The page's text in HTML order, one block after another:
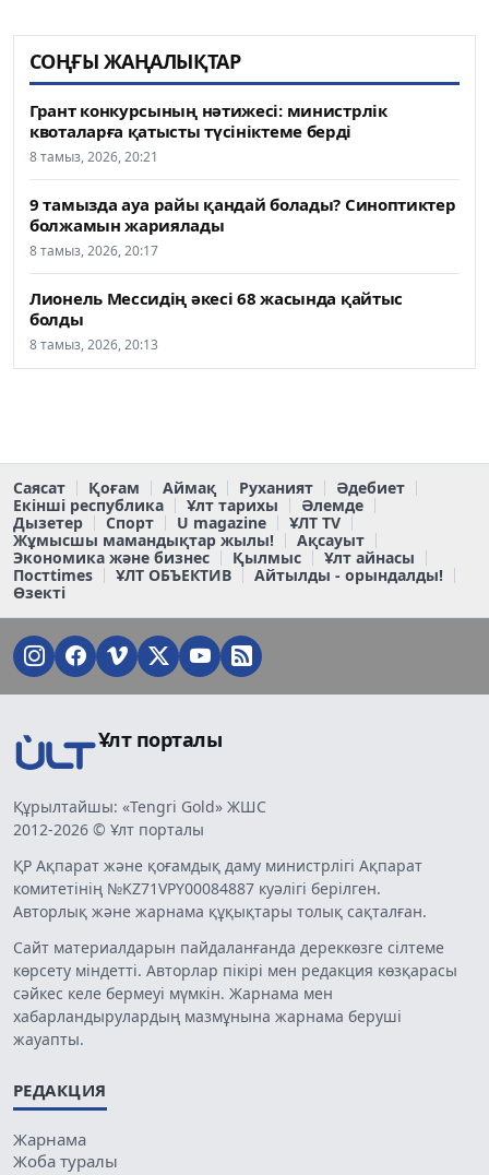
СОҢҒЫ ЖАҢАЛЫҚТАР
Грант конкурсының нәтижесі: министрлік
квоталарға қатысты түсініктеме берді
8 тамыз, 2026, 20:21
9 тамызда ауа райы қандай болады? Синоптиктер
болжамын жариялады
8 тамыз, 2026, 20:17
Лионель Мессидің әкесі 68 жасында қайтыс
болды
8 тамыз, 2026, 20:13
Саясат Қоғам Аймақ Руханият
Әдебиет
Екінші республика
Ұлт тарихы
Әлемде
Дызетер
Спорт U magazine
ҰЛТ TV
Жұмысшы мамандықтар жылы!
Ақсауыт
Экономика және бизнес
Қылмыс
Ұлт айнасы
Постtimes
ҰЛТ ОБЪЕКТИВ
Айтылды - орындалды!
Өзекті
Ұлт порталы
Құрылтайшы: «Tengri Gold» ЖШС
2012-2026 © Ұлт порталы
ҚР Ақпарат және қоғамдық даму министрлігі Ақпарат
комитетінің №KZ71VPY00084887 куәлігі берілген.
Авторлық және жарнама құқықтары толық сақталған.
Сайт материалдарын пайдаланғанда дереккөзге сілтеме
көрсету міндетті. Авторлар пікірі мен редакция көзқарасы
сәйкес келе бермеуі мүмкін. Жарнама мен
хабарландырулардың мазмұнына жарнама беруші
жауапты.
РЕДАКЦИЯ
Жарнама
Жоба туралы